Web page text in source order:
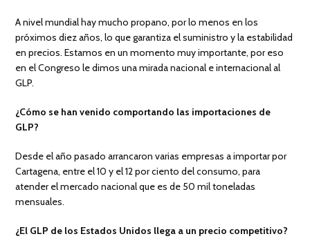
A nivel mundial hay mucho propano, por lo menos en los
próximos diez años, lo que garantiza el suministro y la estabilidad
en precios. Estamos en un momento muy importante, por eso
en el Congreso le dimos una mirada nacional e internacional al
GLP.
¿Cómo se han venido comportando las importaciones de
GLP?
Desde el año pasado arrancaron varias empresas a importar por
Cartagena, entre el 10 y el 12 por ciento del consumo, para
atender el mercado nacional que es de 50 mil toneladas
mensuales.
¿El GLP de los Estados Unidos llega a un precio competitivo?